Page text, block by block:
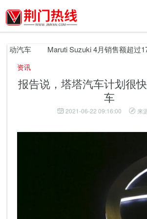
汽车 Maruti Suzuki 4月销售额超过17
资讯
报告说，塔塔汽车计划很
车
2021-06-22 09:16:00 来